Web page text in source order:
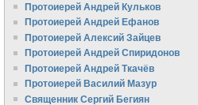
Протоиерей Андрей Кульков
Протоиерей Андрей Ефанов
Протоиерей Алексий Зайцев
Протоиерей Андрей Спиридонов
Протоиерей Андрей Ткачёв
Протоиерей Василий Мазур
Священник Сергий Бегиян